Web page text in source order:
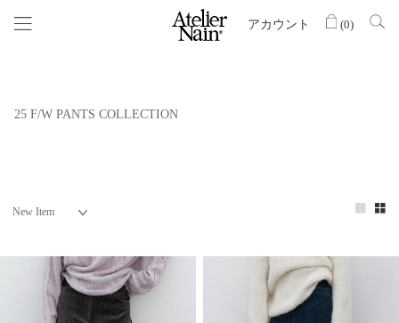
アカウント (0)
25 F/W PANTS COLLECTION